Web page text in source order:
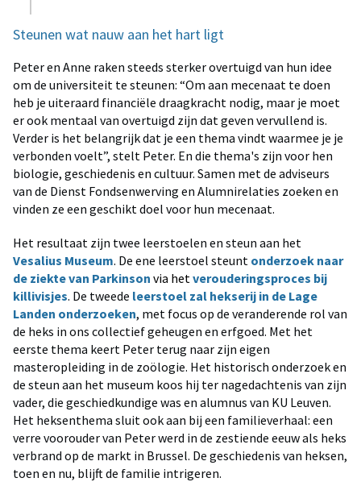
Steunen wat nauw aan het hart ligt
Peter en Anne raken steeds sterker overtuigd van hun idee
om de universiteit te steunen: “Om aan mecenaat te doen
heb je uiteraard financiële draagkracht nodig, maar je moet
er ook mentaal van overtuigd zijn dat geven vervullend is.
Verder is het belangrijk dat je een thema vindt waarmee je je
verbonden voelt”, stelt Peter. En die thema's zijn voor hen
biologie, geschiedenis en cultuur. Samen met de adviseurs
van de Dienst Fondsenwerving en Alumnirelaties zoeken en
vinden ze een geschikt doel voor hun mecenaat.
Het resultaat zijn twee leerstoelen en steun aan het
Vesalius Museum. De ene leerstoel steunt onderzoek naar
de ziekte van Parkinson via het verouderingsproces bij
killivisjes. De tweede leerstoel zal hekserij in de Lage
Landen onderzoeken, met focus op de veranderende rol van
de heks in ons collectief geheugen en erfgoed. Met het
eerste thema keert Peter terug naar zijn eigen
masteropleiding in de zoölogie. Het historisch onderzoek en
de steun aan het museum koos hij ter nagedachtenis van zijn
vader, die geschiedkundige was en alumnus van KU Leuven.
Het heksenthema sluit ook aan bij een familieverhaal: een
verre voorouder van Peter werd in de zestiende eeuw als heks
verbrand op de markt in Brussel. De geschiedenis van heksen,
toen en nu, blijft de familie intrigeren.